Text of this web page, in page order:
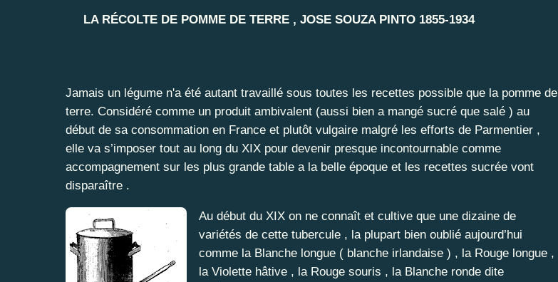
LA RÉCOLTE DE POMME DE TERRE , JOSE SOUZA PINTO 1855-1934
Jamais un légume n'a été autant travaillé sous toutes les recettes possible que la pomme de
terre. Considéré comme un produit ambivalent (aussi bien a mangé sucré que salé ) au
début de sa consommation en France et plutôt vulgaire malgré les efforts de Parmentier ,
elle va s’imposer tout au long du XIX pour devenir presque incontournable comme
accompagnement sur les plus grande table a la belle époque et les recettes sucrée vont
disparaître .
Au début du XIX on ne connaît et cultive que une dizaine de
variétés de cette tubercule , la plupart bien oublié aujourd’hui
comme la Blanche longue ( blanche irlandaise ) , la Rouge longue ,
la Violette hâtive , la Rouge souris , la Blanche ronde dite